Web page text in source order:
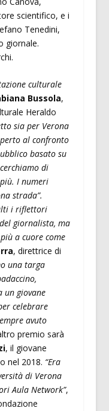
scientifico, e i
Tenedini,
giornale.
culturale
Bussola,
Heraldo
sia per Verona
al confronto
basato su
di
I numeri
strada”.
i riflettori
giornalista, ma
a cuore come
, direttrice di
una targa
un giovane
celebrare
avuto
premio sarà
, il giovane
nel 2018. “Era
di Verona
Aula Network”,